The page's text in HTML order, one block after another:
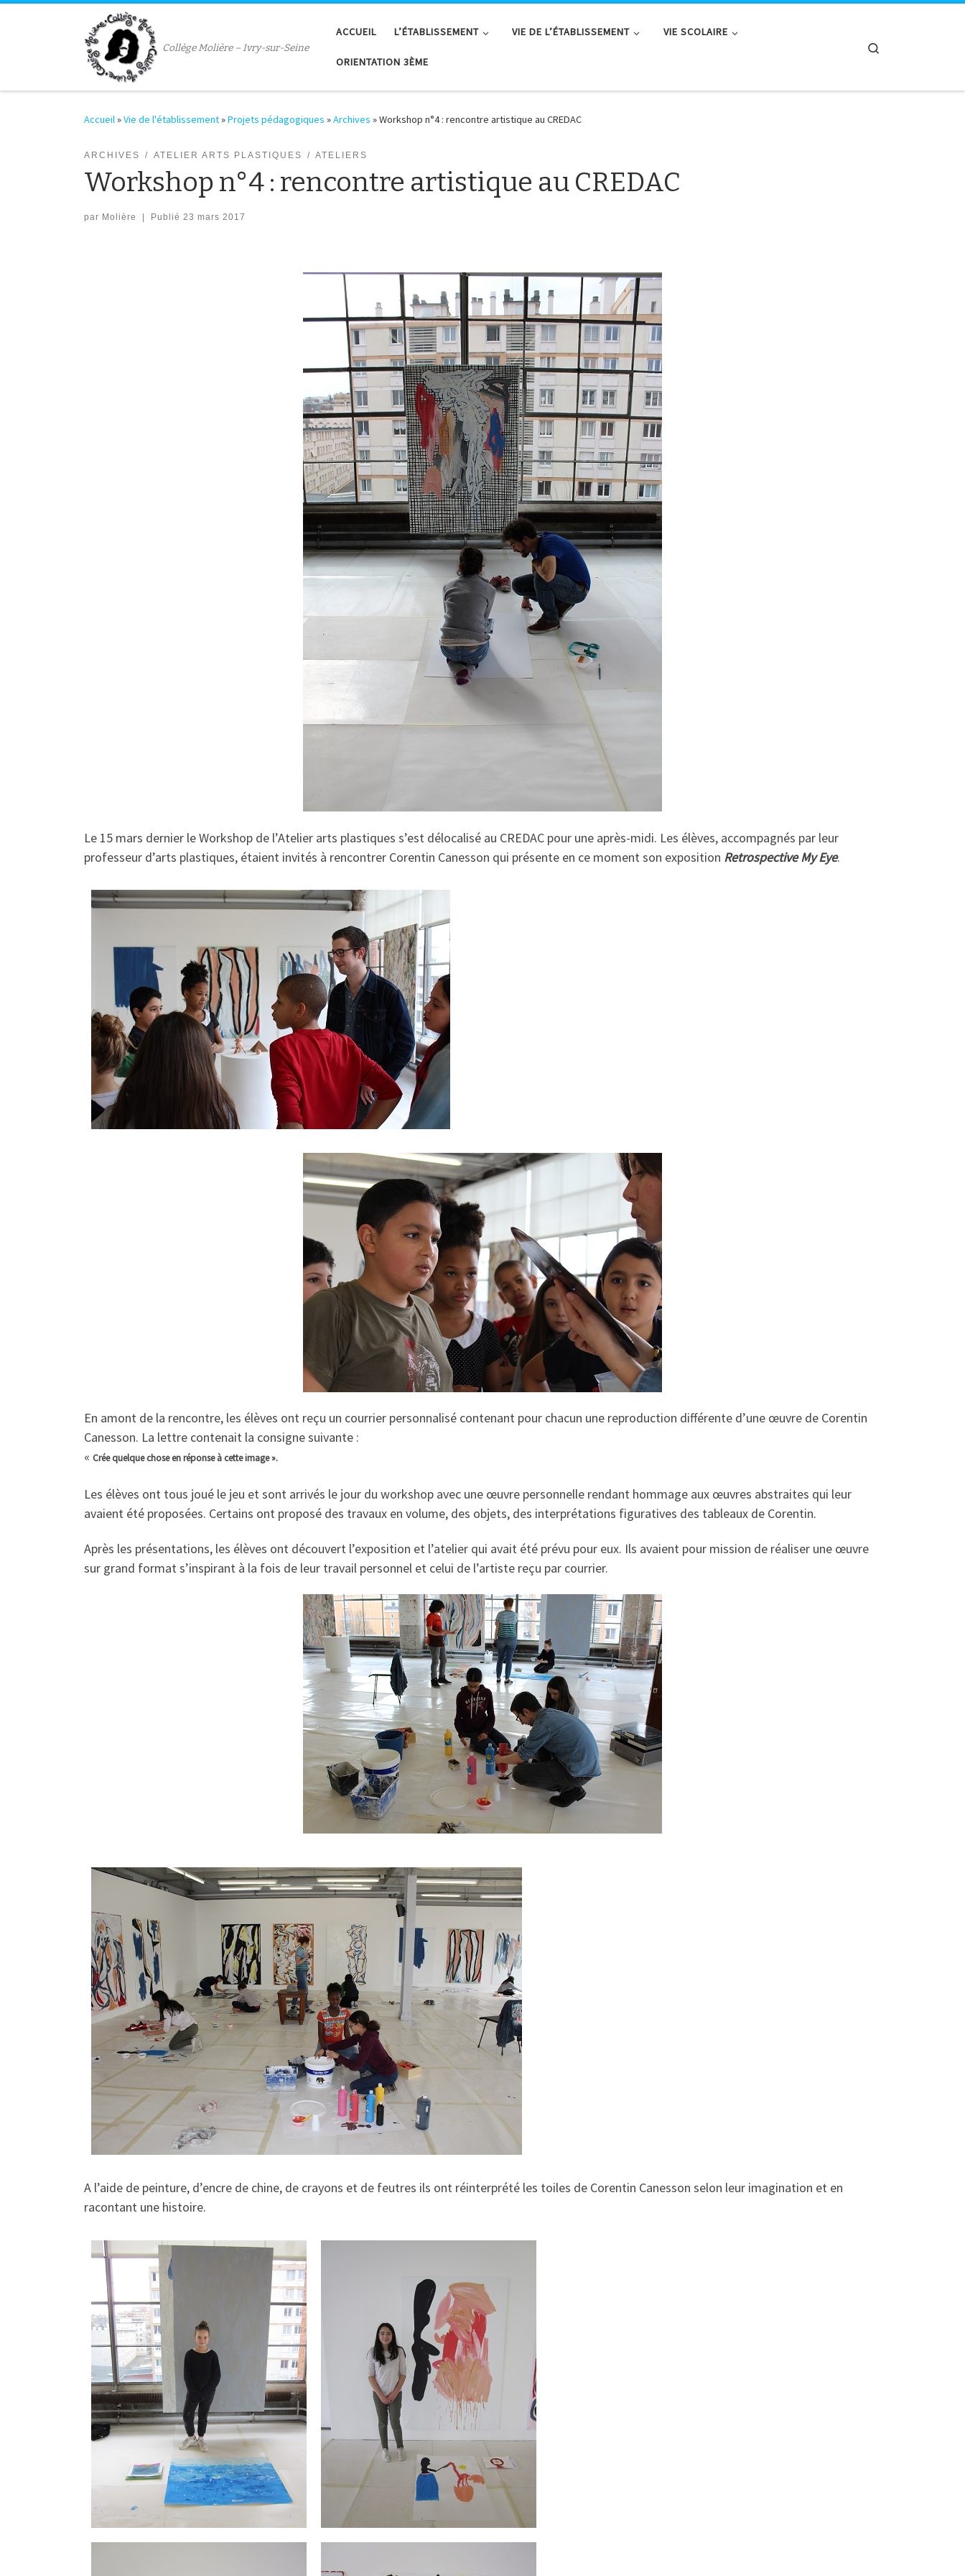
Passer au contenu
Collège Molière – Ivry-sur-Seine
ACCUEIL L’ÉTABLISSEMENT VIE DE L’ÉTABLISSEMENT VIE SCOLAIRE
ORIENTATION 3ÈME
Accueil»Vie de l'établissement»Projets pédagogiques »Archives »Workshop n°4 : rencontre artistique au CREDAC
ARCHIVES ATELIER ARTS PLASTIQUES ATELIERS
Workshop n°4 : rencontre artistique au CREDAC
par Molière Publié 23 mars 2017
Le 15 mars dernier le Workshop de l’Atelier arts plastiques s’est délocalisé au CREDAC pour une après-midi. Les élèves, accompagnés par leur
professeur d’arts plastiques, étaient invités à rencontrer Corentin Canesson qui présente en ce moment son exposition Retrospective My Eye.
En amont de la rencontre, les élèves ont reçu un courrier personnalisé contenant pour chacun une reproduction différente d’une œuvre de Corentin
Canesson. La lettre contenait la consigne suivante :
« Crée quelque chose en réponse à cette image ».
Les élèves ont tous joué le jeu et sont arrivés le jour du workshop avec une œuvre personnelle rendant hommage aux œuvres abstraites qui leur
avaient été proposées. Certains ont proposé des travaux en volume, des objets, des interprétations figuratives des tableaux de Corentin.
Après les présentations, les élèves ont découvert l’exposition et l’atelier qui avait été prévu pour eux. Ils avaient pour mission de réaliser une œuvre
sur grand format s’inspirant à la fois de leur travail personnel et celui de l’artiste reçu par courrier.
A l’aide de peinture, d’encre de chine, de crayons et de feutres ils ont réinterprété les toiles de Corentin Canesson selon leur imagination et en
racontant une histoire.